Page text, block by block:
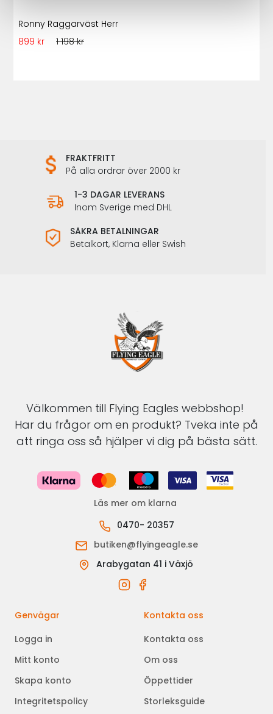
Ronny Raggarväst Herr
899 kr
1 198 kr
FRAKTFRITT
På alla ordrar över 2000 kr
1-3 DAGAR LEVERANS
Inom Sverige med DHL
SÄKRA BETALNINGAR
Betalkort, Klarna eller Swish
Välkommen till Flying Eagles webbshop!
Har du frågor om en produkt? Tveka inte på
att ringa oss så hjälper vi dig på bästa sätt.
Läs mer om klarna
0470- 20357
butiken@flyingeagle.se
Arabygatan 41 i Växjö
Genvägar
Logga in
Mitt konto
Skapa konto
Integritetspolicy
Kontakta oss
Kontakta oss
Om oss
Öppettider
Storleksguide